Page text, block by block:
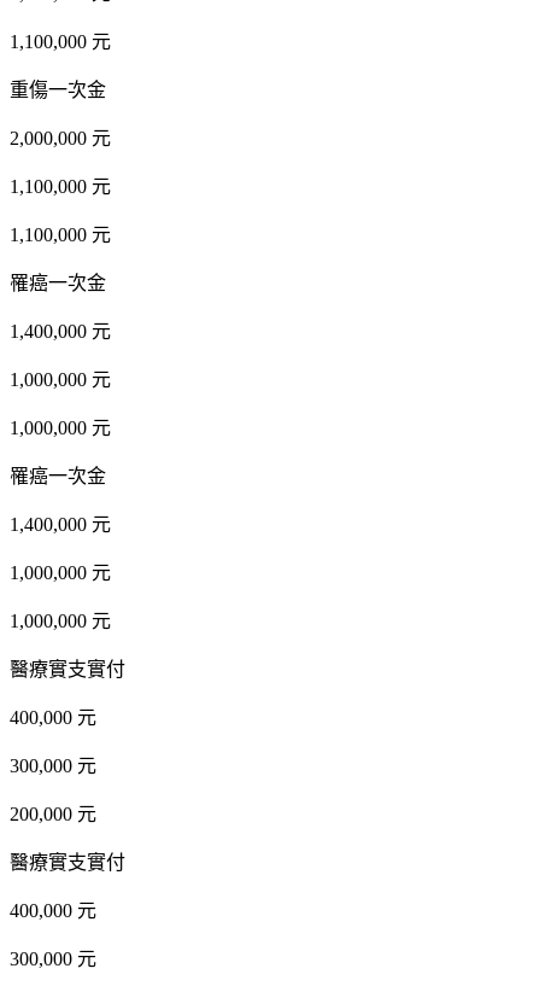
1,100,000 元
重傷一次金
2,000,000 元
1,100,000 元
1,100,000 元
罹癌一次金
1,400,000 元
1,000,000 元
1,000,000 元
罹癌一次金
1,400,000 元
1,000,000 元
1,000,000 元
醫療實支實付
400,000 元
300,000 元
200,000 元
醫療實支實付
400,000 元
300,000 元